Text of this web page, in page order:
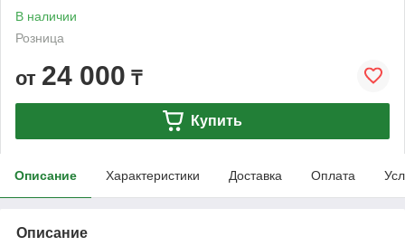
В наличии
Розница
от 24 000 ₸
Купить
Описание Характеристики Доставка Оплата
Описание